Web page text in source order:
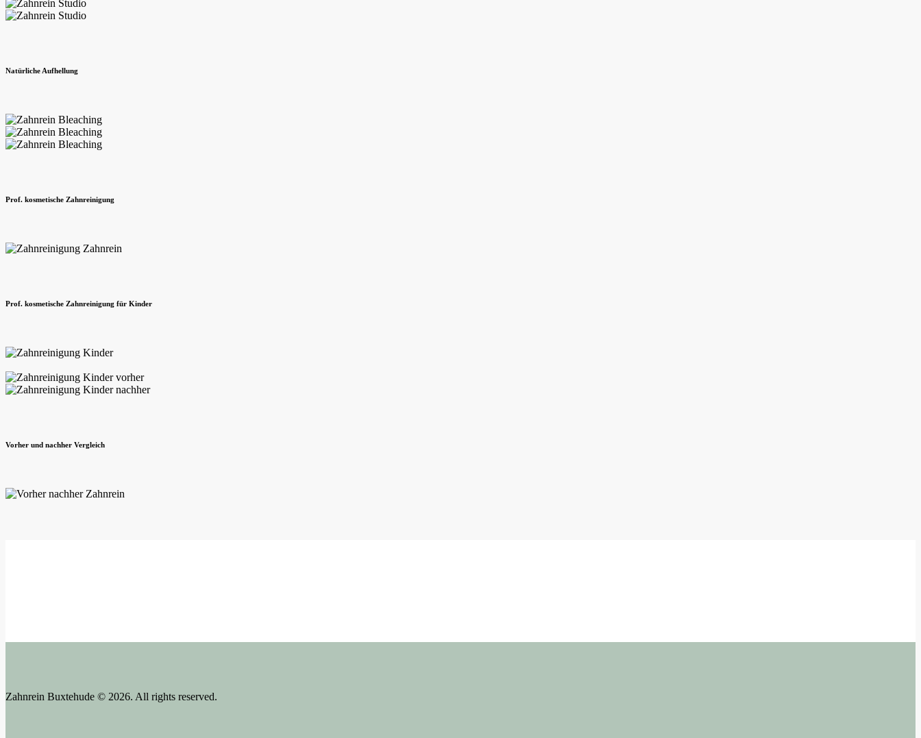
Natürliche Aufhellung
Prof. kosmetische Zahnreinigung
Prof. kosmetische Zahnreinigung für Kinder
Vorher und nachher Vergleich
Zahnrein Buxtehude © 2026. All rights reserved.